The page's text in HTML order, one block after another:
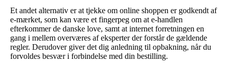
Et andet alternativ er at tjekke om online shoppen er godkendt af
e-mærket, som kan være et fingerpeg om at e-handlen
efterkommer de danske love, samt at internet forretningen en
gang i mellem overværes af eksperter der forstår de gældende
regler. Derudover giver det dig anledning til opbakning, når du
forvoldes besvær i forbindelse med din bestilling.